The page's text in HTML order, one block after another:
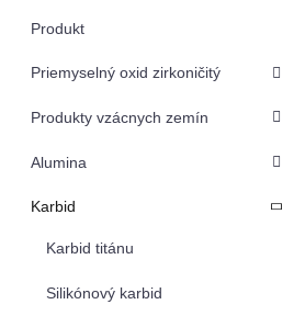
Produkt
Priemyselný oxid zirkoničitý
Produkty vzácnych zemín
Alumina
Karbid
Karbid titánu
Silikónový karbid